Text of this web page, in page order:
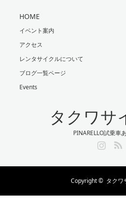
HOME
イベント案内
アクセス
レンタサイクルについて
ブログ一覧ページ
Events
タクワサ
PINARELLO試乗車
Copyright © タクワ